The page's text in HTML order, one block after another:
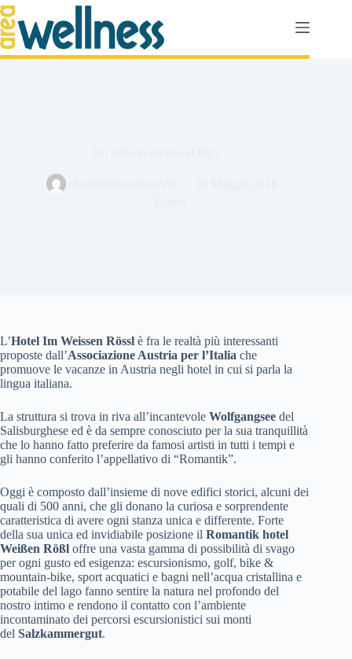
Salta
al
contenuto
L’Hotel Im Weissen Rössl è fra le realtà più interessanti
proposte dall’Associazione Austria per l’Italia che
promuove le vacanze in Austria negli hotel in cui si parla la
lingua italiana.
La struttura si trova in riva all’incantevole Wolfgangsee del
Salisburghese ed è da sempre conosciuto per la sua tranquillità
che lo hanno fatto preferire da famosi artisti in tutti i tempi e
gli hanno conferito l’appellativo di “Romantik”.
Oggi è composto dall’insieme di nove edifici storici, alcuni dei
quali di 500 anni, che gli donano la curiosa e sorprendente
caratteristica di avere ogni stanza unica e differente. Forte
della sua unica ed invidiabile posizione il Romantik hotel
Weißen Rößl offre una vasta gamma di possibilità di svago
per ogni gusto ed esigenza: escursionismo, golf, bike &
mountain-bike, sport acquatici e bagni nell’acqua cristallina e
potabile del lago fanno sentire la natura nel profondo del
nostro intimo e rendono il contatto con l’ambiente
incontaminato dei percorsi escursionistici sui monti
del Salzkammergut.